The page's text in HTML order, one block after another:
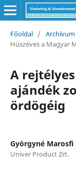
Főoldal / Archívum
Húszéves a Magyar
A
ajándék
ördögéig
Györgyné Marosfi
Univer Product Zrt.